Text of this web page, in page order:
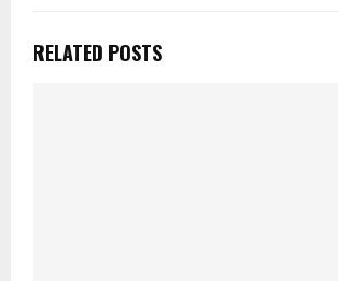
RELATED POSTS